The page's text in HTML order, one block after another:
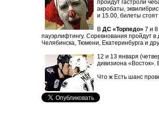
пройдут гастроли
акробаты,
и 15.00, билеты
В ДС «Торпедо» 7 и
пауэрлифтингу. Соревнования пройдут
Челябинска, Тюмени, Екатеринбурга и
12 и 13 января
дивизиона
Что ж Есть шанс